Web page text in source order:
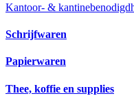
Kantoor- &
Schrijfwaren
Papierwaren
Thee, koffie en supplies